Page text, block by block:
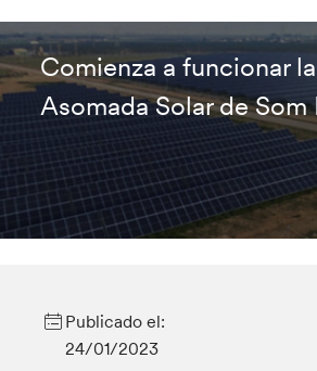
Comienza a funcionar
Asomada Solar de Som
Publicado el:
24/01/2023